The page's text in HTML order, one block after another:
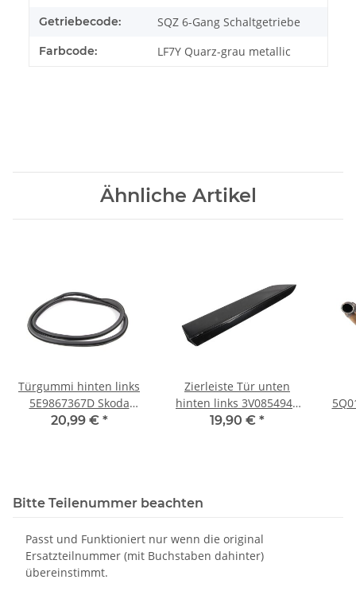
Getriebecode: SQZ 6-Gang Schaltgetriebe
Farbcode: LF7Y Quarz-grau metallic
Ähnliche Artikel
Türgummi hinten links
5E9867367D Skoda
Octavia III RS 5E
20,99 € *
Zierleiste Tür unten
hinten links 3V0854949
Skoda Superb 3V LF9R
19,90 € *
Bitte Teilenummer beachten
Passt und Funktioniert nur wenn die original
Ersatzteilnummer (mit Buchstaben dahinter)
übereinstimmt.